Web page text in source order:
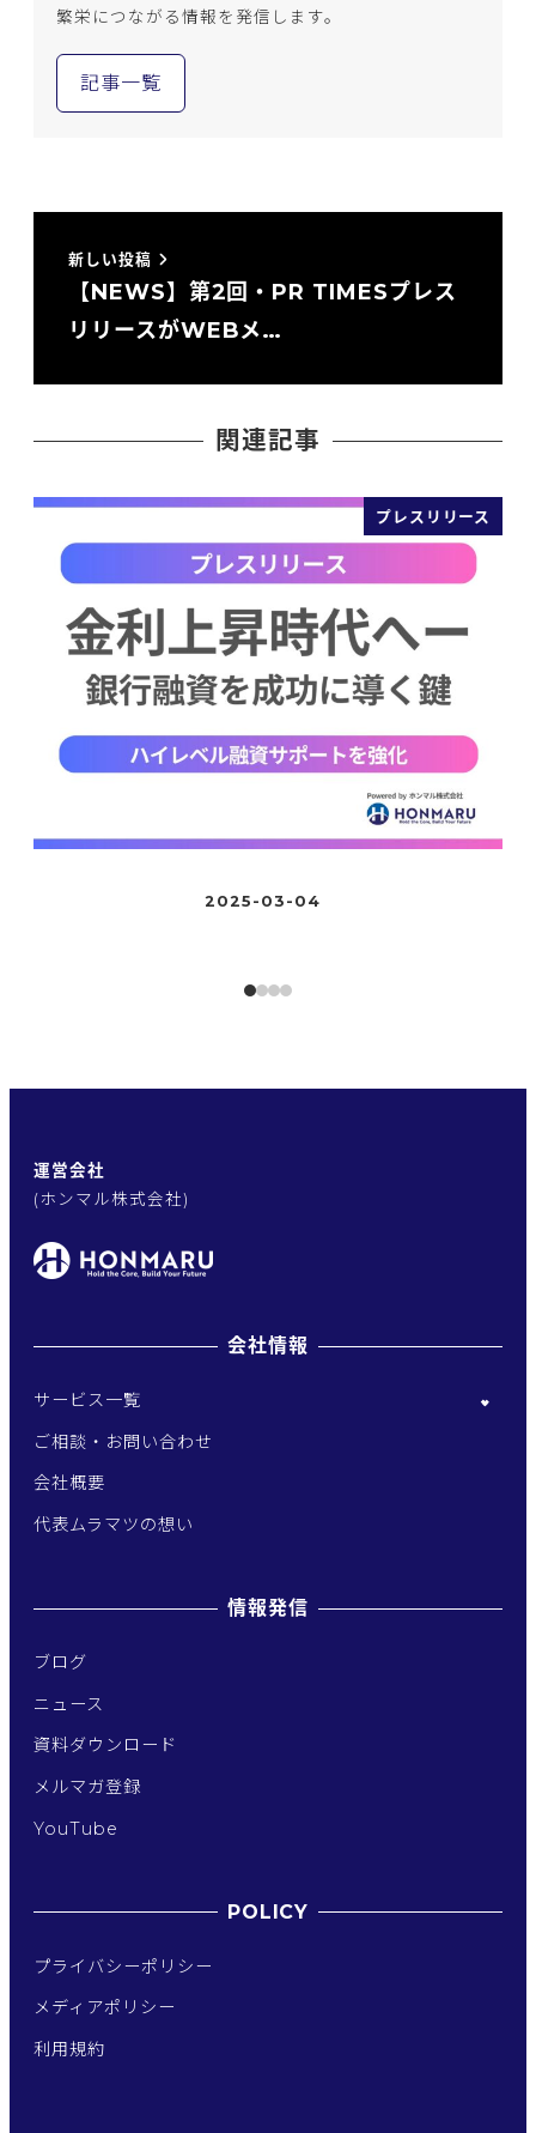
繁栄につながる情報を発信します。
記事一覧
新しい投稿
【NEWS】第2回・PR TIMESプレス
リリースがWEBメ…
関連記事
プレスリリース
2025-03-04
運営会社
(ホンマル株式会社)
会社情報
サービス一覧
ご相談・お問い合わせ
会社概要
代表ムラマツの想い
情報発信
ブログ
ニュース
資料ダウンロード
メルマガ登録
YouTube
POLICY
プライバシーポリシー
メディアポリシー
利用規約